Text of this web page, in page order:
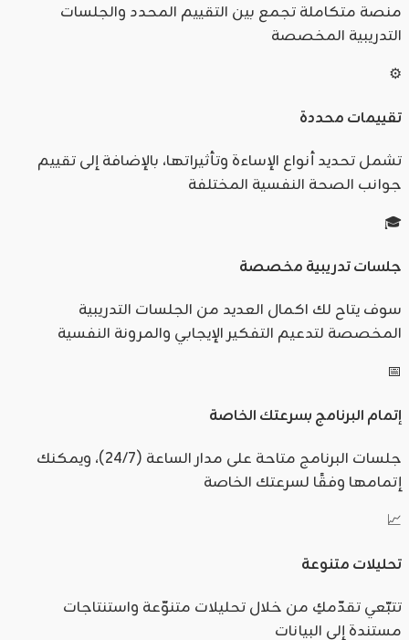
منصة متكاملة تجمع بين التقييم المحدد والجلسات
التدريبية المخصصة
⚙️
تقييمات محددة
تشمل تحديد أنواع الإساءة وتأثيراتها، بالإضافة إلى تقييم
جوانب الصحة النفسية المختلفة
🎓
جلسات تدريبية مخصصة
سوف يتاح لك اكمال العديد من الجلسات التدريبية
المخصصة لتدعيم التفكير الإيجابي والمرونة النفسية
📅
إتمام البرنامج بسرعتك الخاصة
جلسات البرنامج متاحة على مدار الساعة (24/7)، ويمكنك
إتمامها وفقًا لسرعتك الخاصة
📈
تحليلات متنوعة
تتبّعي تقدّمكِ من خلال تحليلات متنوّعة واستنتاجات
مستندة إلى البيانات